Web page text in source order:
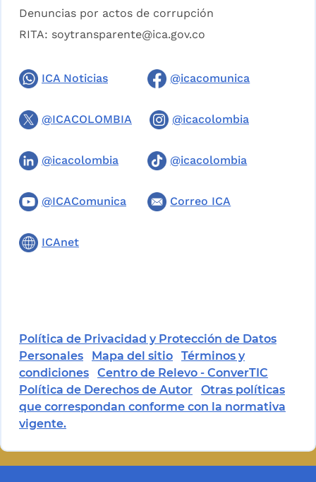
Denuncias por actos de corrupción
RITA: soytransparente@ica.gov.co
ICA Noticias @icacomunica
@ICACOLOMBIA @icacolombia
@icacolombia @icacolombia
@ICAComunica Correo ICA
ICAnet
Política de Privacidad y Protección de Datos
Personales
Mapa del sitio
Términos y
condiciones
Centro de Relevo - ConverTIC
Política de Derechos de Autor
Otras políticas
que correspondan conforme con la normativa
vigente.